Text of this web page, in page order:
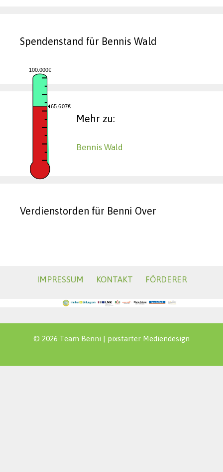
Spendenstand für Bennis Wald
100.000€
65.607€
Mehr zu:
Bennis Wald
Verdienstorden für Benni Over
IMPRESSUM KONTAKT FÖRDERER
© 2026 Team Benni | pixstarter Mediendesign